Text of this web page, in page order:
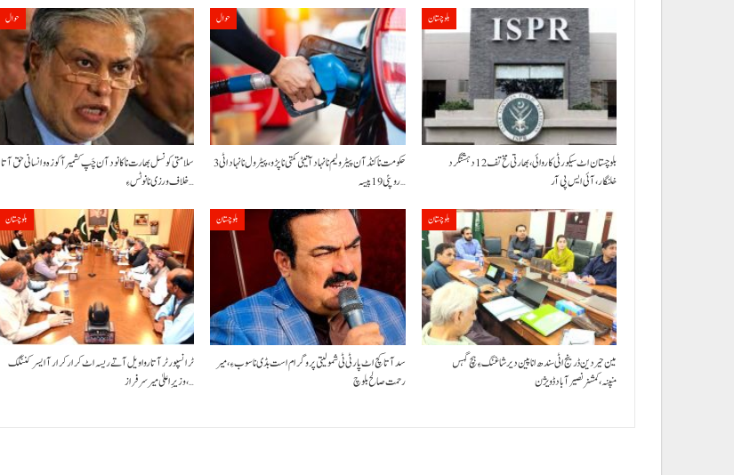
حوال
سلامتی کونسل بھارت نا کانود آن چَپ کشمیر آ کوزہ و انسانی حق آتا
خلاف ورزی نا نوٹس ءِ…
حوال
حکومت نا کنڈ آن پیٹرولیم نا نہاد آتیٹی کمتی نا پڑو،پیٹرول نا نہاد اٹی 3
روپئی 19 پیسہ…
بلوچستان
بلوچستان اٹ سیکورٹی کاروائی، بھارتی مخ تف 12 دہشتگرد
خلنگار،آئی ایس پی آر
بلوچستان
ٹرانسپورٹر آتا روا ویل آتے ریسہ اٹ کرار کرار آ ایسر کننگک
،وزیرِ اعلیٰ میر سرفراز…
بلوچستان
سد آتا کچ اٹ پارٹی ٹی شمولیتی پروگرام است بڈی نا سوب ءِ،میر
رحمت صالح بلوچ
بلوچستان
مین حیردین ڈرینج اٹی سندھ انا پین دیر شاغنگ ءِ ہچ گہس
منپنہ،کمشنر نصیرآباد ڈویژن